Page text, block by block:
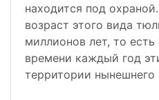
находится под
возраст этого вида
миллионов лет, то есть
времени каждый год
территории нынешнего